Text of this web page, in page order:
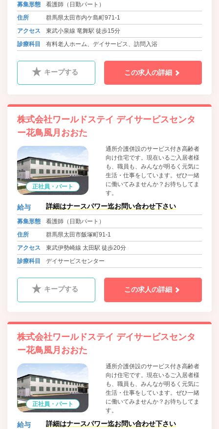
募集形態
看護師（日勤パート）
住所
群馬県太田市内ケ島町971-1
アクセス
東武小泉線 竜舞駅 徒歩15分
診療科目
有料老人ホーム、デイサービス、訪問入浴
キープする この求人の詳細
株式会社ワールドステイ デイサービスセンタ
ー花鳥風月おおた
正社員・パート
通所介護併設のサービス付き高齢者
向け住宅です。現在いるご入居者様
も、職員も、みんなが明るく元気に
生活・仕事をしています。ぜひ一緒
に働いてみませんか？お待ちしてま
す。
給与 詳細はナースパワー迄お問い合わせ下さい
募集形態
看護師（日勤パート）
住所
群馬県太田市飯塚町91-1
アクセス
東武伊勢崎線 太田駅 徒歩20分
診療科目
デイサービスセンター
キープする この求人の詳細
株式会社ワールドステイ デイサービスセンタ
ー花鳥風月おおた
正社員・パート
通所介護併設のサービス付き高齢者
向け住宅です。現在いるご入居者様
も、職員も、みんなが明るく元気に
生活・仕事をしています。ぜひ一緒
に働いてみませんか？お待ちしてま
す。
給与 詳細はナースパワー迄お問い合わせ下さい